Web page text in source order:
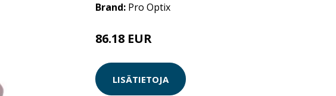
Brand: Pro Optix
86.18 EUR
LISÄTIETOJA